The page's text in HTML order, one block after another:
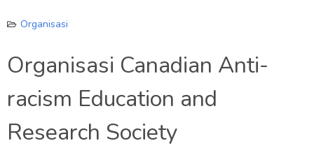
Organisasi
Organisasi Canadian Anti-
racism Education and
Research Society